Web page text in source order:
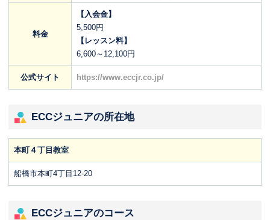
料金
【入会金】
5,500円
【レッスン料】
6,600～12,100円
公式サイト https://www.eccjr.co.jp/
ECCジュニアの所在地
本町４丁目教室
船橋市本町4丁目12-20
ECCジュニアのコース